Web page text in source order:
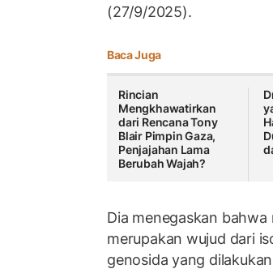
(27/9/2025).
Baca Juga
Rincian
Mengkhawatirkan
dari Rencana Tony
Blair Pimpin Gaza,
Penjajahan Lama
Berubah Wajah?
Dia menegaskan
merupakan wujud dari
genosida yang